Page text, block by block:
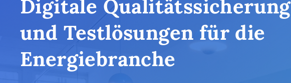
Digitale Qualitätssicherung
und Testlösungen für die
Energiebranche